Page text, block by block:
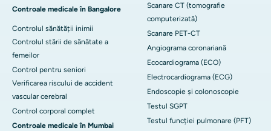
Controale medicale în Bangalore
Controlul sănătății inimii
Controlul stării de sănătate a
femeilor
Control pentru seniori
Verificarea riscului de accident
vascular cerebral
Control corporal complet
Controale medicale în Mumbai
Scanare CT (tomografie
computerizată)
Scanare PET-CT
Angiograma coronariană
Ecocardiograma (ECO)
Electrocardiograma (ECG)
Endoscopie și colonoscopie
Testul SGPT
Testul funcției pulmonare (PFT)